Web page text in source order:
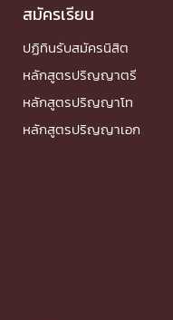
สมัครเรียน
ปฏิทินรับสมัครนิสิต
หลักสูตรปริญญาตรี
หลักสูตรปริญญาโท
หลักสูตรปริญญาเอก